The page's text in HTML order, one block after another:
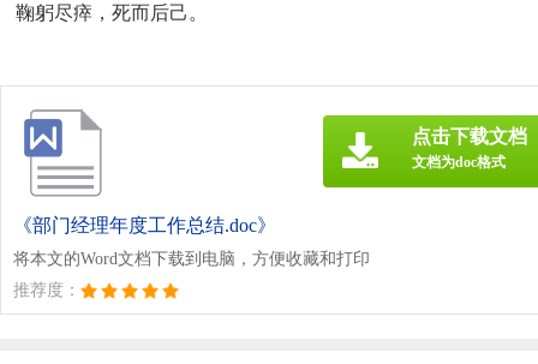
鞠躬尽瘁，死而后己。
《部门经理年度工作总结.doc》
将本文的Word文档下载到电脑，方便收藏和打印
推荐度：
点击下载文档
文档为doc格式